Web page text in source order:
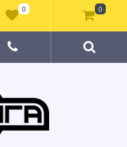
0 0